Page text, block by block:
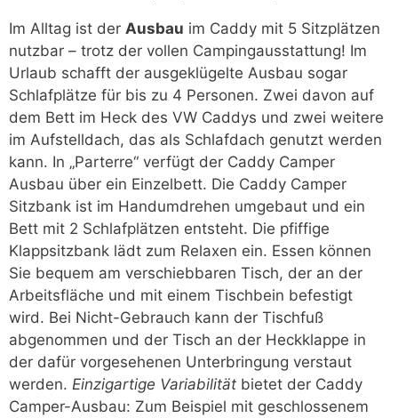
Im Alltag ist der Ausbau im Caddy mit 5 Sitzplätzen
nutzbar – trotz der vollen Campingausstattung! Im
Urlaub schafft der ausgeklügelte Ausbau sogar
Schlafplätze für bis zu 4 Personen. Zwei davon auf
dem Bett im Heck des VW Caddys und zwei weitere
im Aufstelldach, das als Schlafdach genutzt werden
kann. In „Parterre“ verfügt der Caddy Camper
Ausbau über ein Einzelbett. Die Caddy Camper
Sitzbank ist im Handumdrehen umgebaut und ein
Bett mit 2 Schlafplätzen entsteht. Die pfiffige
Klappsitzbank lädt zum Relaxen ein. Essen können
Sie bequem am verschiebbaren Tisch, der an der
Arbeitsfläche und mit einem Tischbein befestigt
wird. Bei Nicht-Gebrauch kann der Tischfuß
abgenommen und der Tisch an der Heckklappe in
der dafür vorgesehenen Unterbringung verstaut
werden. Einzigartige Variabilität bietet der Caddy
Camper-Ausbau: Zum Beispiel mit geschlossenem